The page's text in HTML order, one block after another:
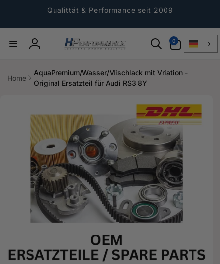
Qualittät & Performance seit 2009
Einloggen
0
Artikel
Home
AquaPremium/Wasser/Mischlack mit Vriation -
Original Ersatzteil für Audi RS3 8Y